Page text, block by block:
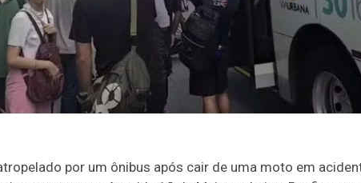
por um ônibus após cair de uma moto em